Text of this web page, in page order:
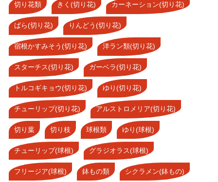
切り花類 きく(切り花) カーネーション(切り花)
ばら(切り花) りんどう(切り花)
宿根かすみそう(切り花) 洋ラン類(切り花)
スターチス(切り花) ガーベラ(切り花)
トルコギキョウ(切り花) ゆり(切り花)
チューリップ(切り花) アルストロメリア(切り花)
切り葉 切り枝 球根類 ゆり(球根)
チューリップ(球根) グラジオラス(球根)
フリージア(球根) 鉢もの類 シクラメン(鉢もの)